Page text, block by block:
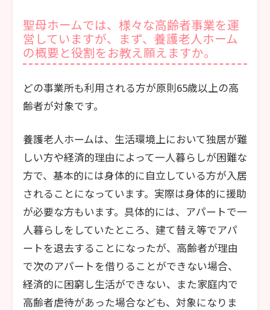
聖母ホームでは、様々な高齢者事業を運
営していますが、まず、養護老人ホーム
の概要と役割をお教え願えますか。
どの事業所も利用される方が原則65歳以上の高
齢者が対象です。
養護老人ホームは、生活環境上において独居が難
しい方や経済的理由によって一人暮らしが困難な
方で、基本的には身体的に自立している方が入居
されることになっています。実際は身体的に援助
が必要な方もいます。具体的には、アパートで一
人暮らしをしていたところ、建て替え等でアパ
ートを退去することになったが、高齢者が理由
で次のアパートを借りることができない場合、
経済的に困窮し生活ができない、また家庭内で
高齢者虐待があった場合なども、対象になりま